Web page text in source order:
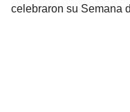
celebraron su Semana